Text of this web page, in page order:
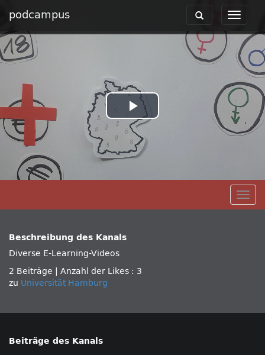
podcampus
Toggle
Toggle
navigation
Play
Video
Beschreibung des Kanals
Diverse E-Learning-Videos
2 Beiträge
Anzahl der Likes : 3
zu Universität Hamburg
Beiträge des Kanals